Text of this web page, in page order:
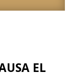
EL